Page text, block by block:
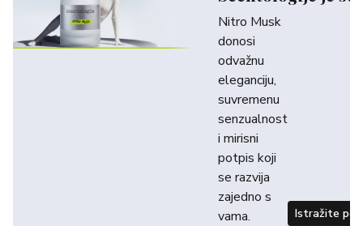
Nitro Musk
donosi
odvažnu
eleganciju,
suvremenu
senzualnost
i mirisni
potpis koji
se razvija
zajedno s
vama.
Istražite